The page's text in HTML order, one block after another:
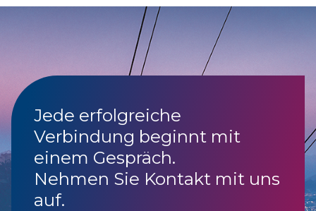
Jede erfolgreiche
Verbindung beginnt mit
einem Gespräch.
Nehmen Sie Kontakt mit uns
auf.